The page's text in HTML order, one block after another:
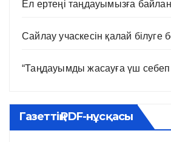
Ел ертеңі таңдауымызға
Сайлау учаскесін қалай білуге
“Таңдауымды жасауға үш себеп
Газеттің PDF-нұсқасы